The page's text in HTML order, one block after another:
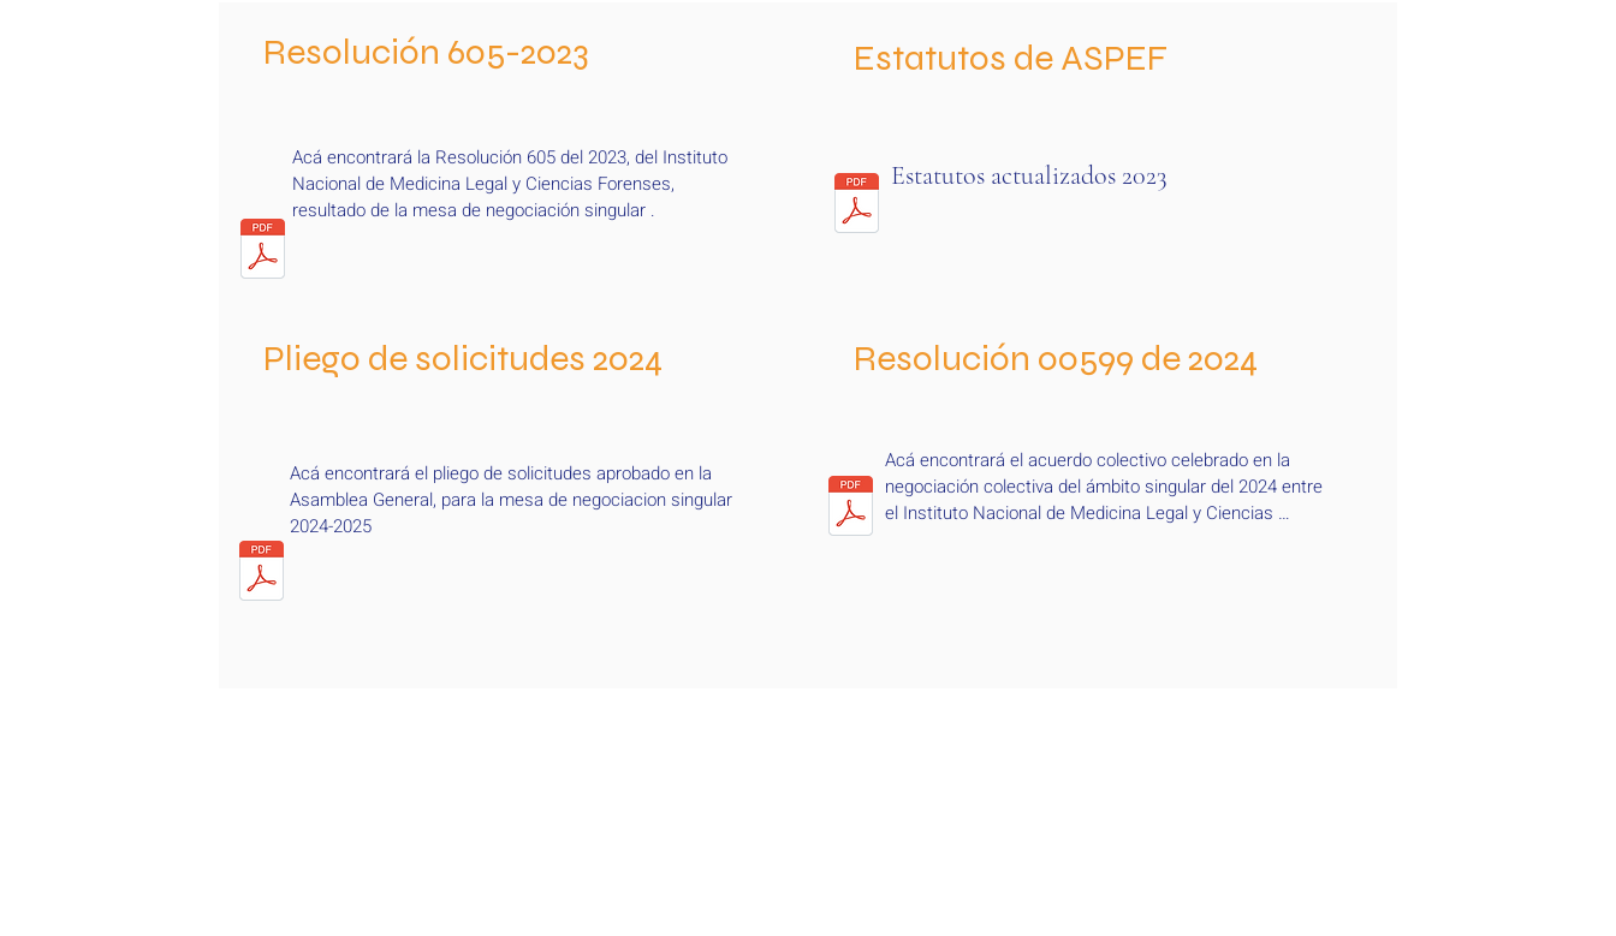
Resolución 605-2023
Acá encontrará la Resolución 605 del 2023, del Instituto
Nacional de Medicina Legal y Ciencias Forenses,
resultado de la mesa de negociación singular .
Pliego de solicitudes 2024
Acá encontrará el pliego de solicitudes aprobado en la
Asamblea General, para la mesa de negociacion singular
2024-2025
Estatutos de ASPEF
Estatutos actualizados 2023
Resolución 00599 de 2024
Acá encontrará el acuerdo colectivo celebrado en la
negociación colectiva del ámbito singular del 2024 entre
el Instituto Nacional de Medicina Legal y Ciencias